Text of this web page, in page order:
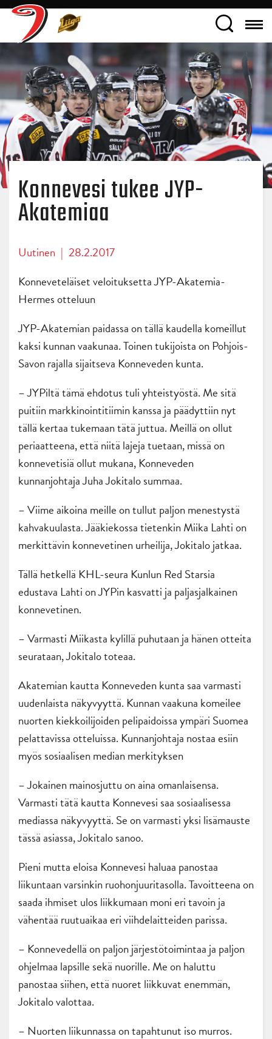
Konnevesi tukee JYP-
Akatemiaa
Uutinen | 28.2.2017
Konneveteläiset veloituksetta JYP-Akatemia-
Hermes otteluun
JYP-Akatemian paidassa on tällä kaudella komeillut
kaksi kunnan vaakunaa. Toinen tukijoista on Pohjois-
Savon rajalla sijaitseva Konneveden kunta.
– JYPiltä tämä ehdotus tuli yhteistyöstä. Me sitä
puitiin markkinointitiimin kanssa ja päädyttiin nyt
tällä kertaa tukemaan tätä juttua. Meillä on ollut
periaatteena, että niitä lajeja tuetaan, missä on
konnevetisiä ollut mukana, Konneveden
kunnanjohtaja Juha Jokitalo summaa.
– Viime aikoina meille on tullut paljon menestystä
kahvakuulasta. Jääkiekossa tietenkin Miika Lahti on
merkittävin konnevetinen urheilija, Jokitalo jatkaa.
Tällä hetkellä KHL-seura Kunlun Red Starsia
edustava Lahti on JYPin kasvatti ja paljasjalkainen
konnevetinen.
– Varmasti Miikasta kylillä puhutaan ja hänen otteita
seurataan, Jokitalo toteaa.
Akatemian kautta Konneveden kunta saa varmasti
uudenlaista näkyvyyttä. Kunnan vaakuna komeilee
nuorten kiekkoilijoiden pelipaidoissa ympäri Suomea
pelattavissa otteluissa. Kunnanjohtaja nostaa esiin
myös sosiaalisen median merkityksen
– Jokainen mainosjuttu on aina omanlaisensa.
Varmasti tätä kautta Konnevesi saa sosiaalisessa
mediassa näkyvyyttä. Se on varmasti yksi lisämauste
tässä asiassa, Jokitalo sanoo.
Pieni mutta eloisa Konnevesi haluaa panostaa
liikuntaan varsinkin ruohonjuuritasolla. Tavoitteena on
saada ihmiset ulos liikkumaan moni eri tavoin ja
vähentää ruutuaikaa eri viihdelaitteiden parissa.
– Konnevedellä on paljon järjestötoimintaa ja paljon
ohjelmaa lapsille sekä nuorille. Me on haluttu
panostaa siihen, että nuoret liikkuvat enemmän,
Jokitalo valottaa.
– Nuorten liikunnassa on tapahtunut iso murros.